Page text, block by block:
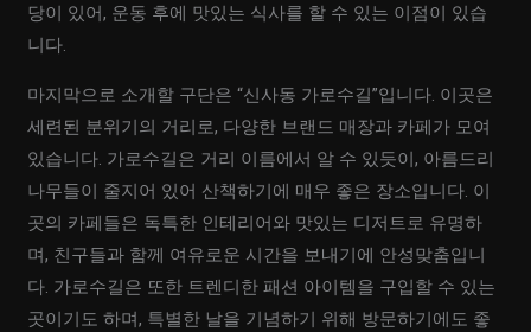
당이 있어, 운동 후에 맛있는 식사를 할 수 있는 이점이 있습
니다.
마지막으로 소개할 구단은 “신사동 가로수길”입니다. 이곳은
세련된 분위기의 거리로, 다양한 브랜드 매장과 카페가 모여
있습니다. 가로수길은 거리 이름에서 알 수 있듯이, 아름드리
나무들이 줄지어 있어 산책하기에 매우 좋은 장소입니다. 이
곳의 카페들은 독특한 인테리어와 맛있는 디저트로 유명하
며, 친구들과 함께 여유로운 시간을 보내기에 안성맞춤입니
다. 가로수길은 또한 트렌디한 패션 아이템을 구입할 수 있는
곳이기도 하며, 특별한 날을 기념하기 위해 방문하기에도 좋